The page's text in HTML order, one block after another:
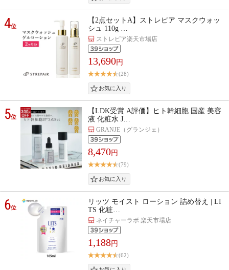
4位
【2点セットA】ストレピア マスクウォッ
シュ 110g …
ストレピア楽天市場店
13,690円
(28)
5位
【LDK受賞 A評価】ヒト幹細胞 国産 美容
液 化粧水 J…
GRANJE（グランジェ）
8,470円
(79)
6位
リッツ モイスト ローション 詰め替え | LI
TS 化粧…
ネイチャーラボ 楽天市場店
1,188円
(62)